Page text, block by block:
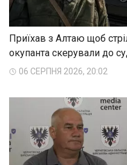
Приїхав з Алтаю щоб
окупанта скерували до
06 СЕРПНЯ 2026, 20:02